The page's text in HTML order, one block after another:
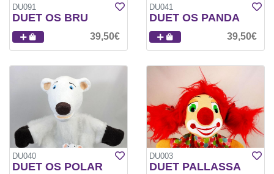
DU091
DUET OS BRU
39,50€
DU041
DUET OS PANDA
39,50€
DU040
DUET OS POLAR
DU003
DUET PALLASSA